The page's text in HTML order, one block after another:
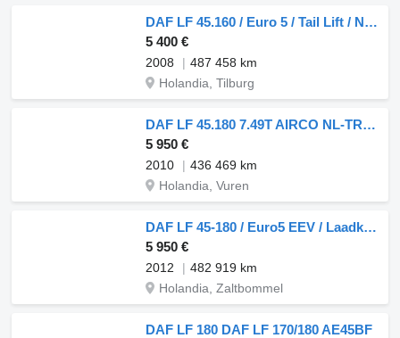
DAF LF 45.160 / Euro 5 / Tail Lift / NL Truck
5 400 €
2008
487 458 km
Holandia, Tilburg
DAF LF 45.180 7.49T AIRCO NL-TRUCK
5 950 €
2010
436 469 km
Holandia, Vuren
DAF LF 45-180 / Euro5 EEV / Laadklep / NL Truck
5 950 €
2012
482 919 km
Holandia, Zaltbommel
DAF LF 180 DAF LF 170/180 AE45BF